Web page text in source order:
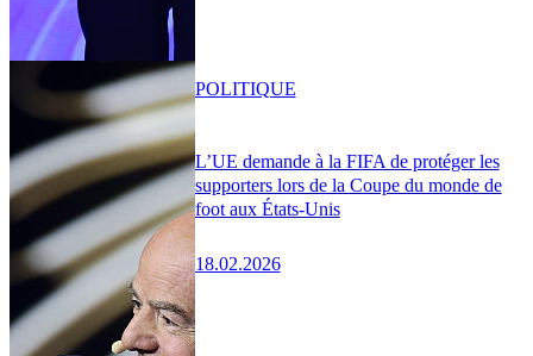
L’UE demande à la FIFA de protéger les
supporters lors de la Coupe du monde de
foot aux États-Unis
18.02.2026
POLITIQUE